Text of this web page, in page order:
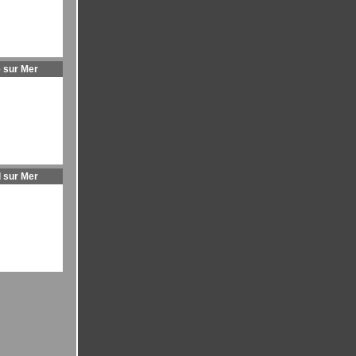
sur Mer
sur Mer